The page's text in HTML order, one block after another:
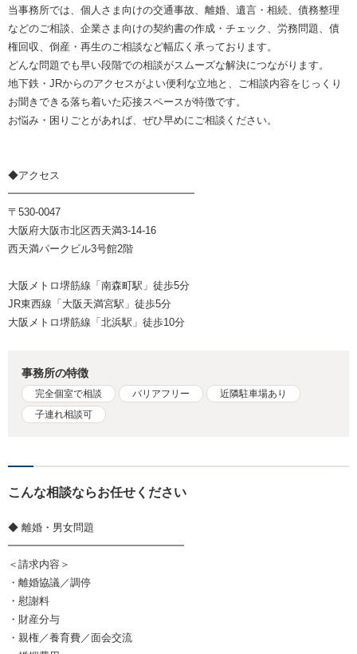
当事務所では、個人さま向けの交通事故、離婚、遺言・相続、債務整理
などのご相談、企業さま向けの契約書の作成・チェック、労務問題、債
権回収、倒産・再生のご相談など幅広く承っております。
どんな問題でも早い段階での相談がスムーズな解決につながります。
地下鉄・JRからのアクセスがよい便利な立地と、ご相談内容をじっくり
お聞きできる落ち着いた応接スペースが特徴です。
お悩み・困りごとがあれば、ぜひ早めにご相談ください。
◆アクセス
━━━━━━━━━━━━━━━━━━
〒530-0047
大阪府大阪市北区西天満3-14-16
西天満パークビル3号館2階
大阪メトロ堺筋線「南森町駅」徒歩5分
JR東西線「大阪天満宮駅」徒歩5分
大阪メトロ堺筋線「北浜駅」徒歩10分
事務所の特徴
完全個室で相談 バリアフリー
近隣駐車場あり
子連れ相談可
こんな相談ならお任せください
◆ 離婚・男女問題
━━━━━━━━━━━━━━━━━
＜請求内容＞
・離婚協議／調停
・慰謝料
・財産分与
・親権／養育費／面会交流